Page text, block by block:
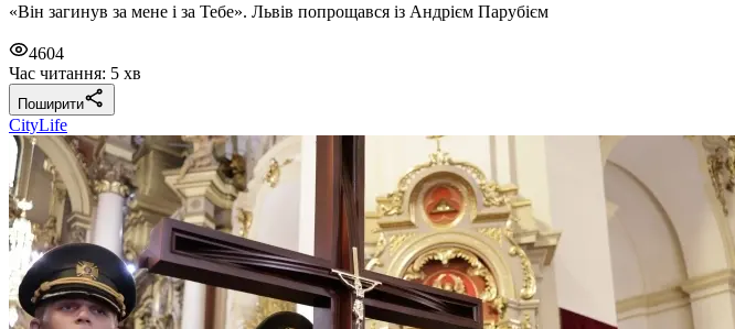
«Він загинув за мене і за Тебе». Львів попрощався із Андрієм Парубієм
4604
Час читання: 5 хв
Поширити
CityLife